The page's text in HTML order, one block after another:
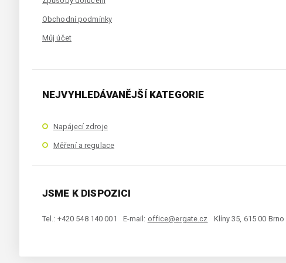
Obchodní podmínky
Můj účet
NEJVYHLEDÁVANĚJŠÍ KATEGORIE
Napájecí zdroje
Měření a regulace
JSME K DISPOZICI
Tel.: +420 548 140 001 E-mail: office@ergate.cz Klíny 35, 615 00 Brno